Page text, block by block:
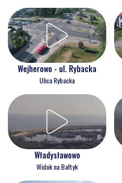
Wejherowo - ul. Rybacka
Ulica Rybacka
Władysławowo
Widok na Bałtyk